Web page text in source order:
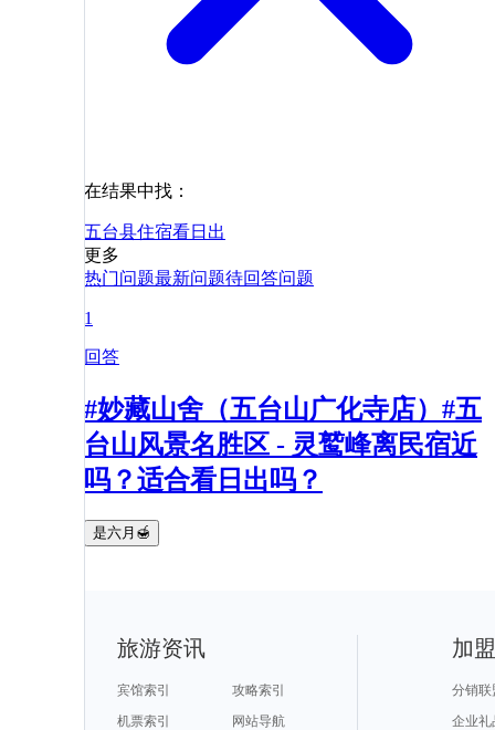
在结果中找：
五台县住宿看日出
更多
热门问题最新问题待回答问题
1
回答
#妙藏山舍（五台山广化寺店）#五
台山风景名胜区 - 灵鹫峰离民宿近
吗？适合看日出吗？
是六月🍯
旅游资讯
宾馆索引
攻略索引
机票索引
网站导航
加
分销联
企业礼